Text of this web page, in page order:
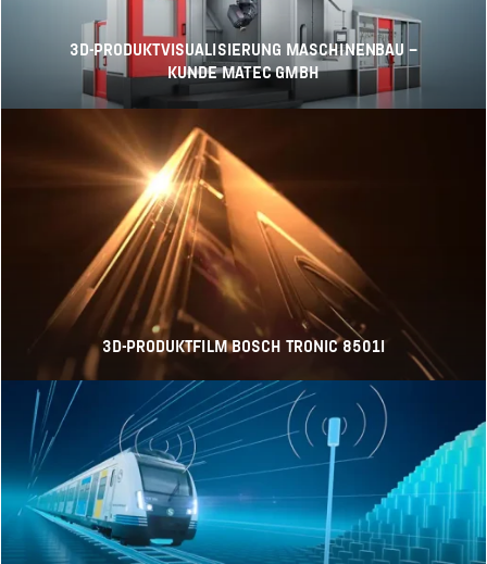
3D-PRODUKTVISUALISIERUNG MASCHINENBAU –
KUNDE MATEC GMBH
3D-PRODUKTFILM BOSCH TRONIC 8501I